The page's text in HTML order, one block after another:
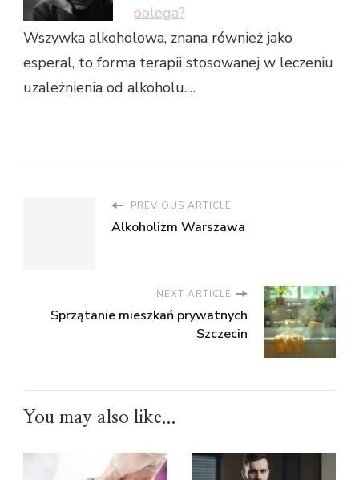
polega?
Wszywka alkoholowa, znana również jako
esperal, to forma terapii stosowanej w leczeniu
uzależnienia od alkoholu.…
PREVIOUS ARTICLE
Alkoholizm Warszawa
NEXT ARTICLE
Sprzątanie mieszkań prywatnych
Szczecin
You may also like...